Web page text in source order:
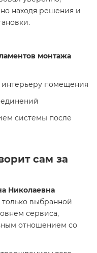
находя решения и
монтажа
помещения
системы после
сам за
Николаевна
только выбранной
сервиса,
отношением со